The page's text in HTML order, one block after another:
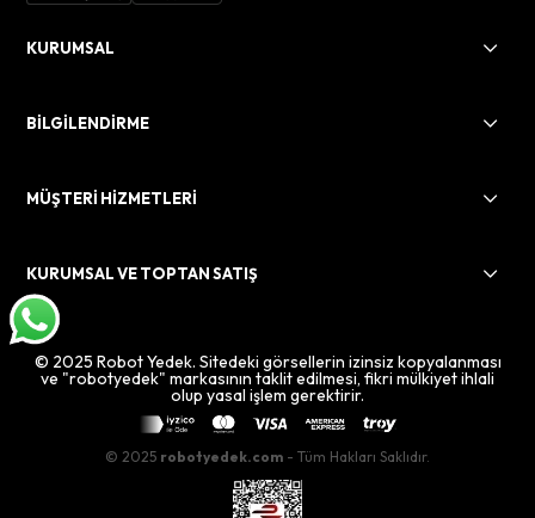
KURUMSAL
BİLGİLENDİRME
MÜŞTERİ HİZMETLERİ
KURUMSAL VE TOPTAN SATIŞ
© 2025 Robot Yedek. Sitedeki görsellerin izinsiz kopyalanması
ve "robotyedek" markasının taklit edilmesi, fikri mülkiyet ihlali
olup yasal işlem gerektirir.
© 2025 robotyedek.com - Tüm Hakları Saklıdır.